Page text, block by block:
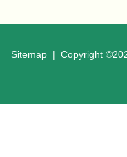
Sitemap| Copyright ©